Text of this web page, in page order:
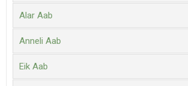
Alar Aab
Anneli Aab
Eik Aab